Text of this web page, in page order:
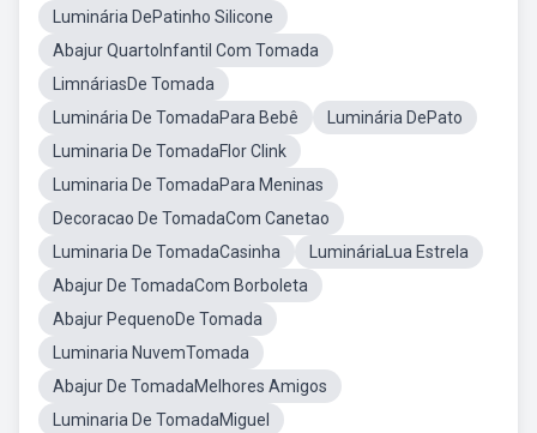
Luminária DePatinho Silicone
Abajur QuartoInfantil Com Tomada
LimnáriasDe Tomada
Luminária De TomadaPara Bebê
Luminária DePato
Luminaria De TomadaFlor Clink
Luminaria De TomadaPara Meninas
Decoracao De TomadaCom Canetao
Luminaria De TomadaCasinha
LumináriaLua Estrela
Abajur De TomadaCom Borboleta
Abajur PequenoDe Tomada
Luminaria NuvemTomada
Abajur De TomadaMelhores Amigos
Luminaria De TomadaMiguel